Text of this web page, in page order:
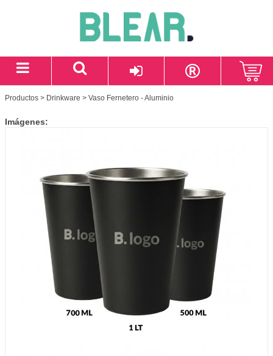
Productos > Drinkware > Vaso Fernetero - Aluminio
Imágenes: